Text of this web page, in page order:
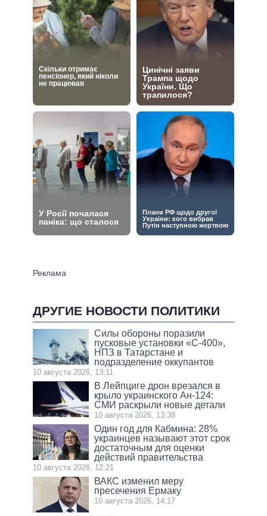
ДРУГИЕ НОВОСТИ ПОЛИТИКИ
Силы обороны поразили
пусковые установки «С-400»,
НПЗ в Татарстане и
подразделение оккупантов
10 августа 2026, 13:11
В Лейпциге дрон врезался в
крыло украинского Ан-124:
СМИ раскрыли новые детали
10 августа 2026, 13:38
Один год для Кабмина: 28%
украинцев называют этот срок
достаточным для оценки
действий правительства
10 августа 2026, 12:21
ВАКС изменил меру
пресечения Ермаку
10 августа 2026, 14:17